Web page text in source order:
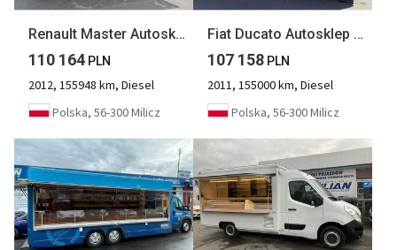
Renault Master Autosklep wędlin Gastronomiczny Food Truck Foodtruck Sklep Borco Kli
110 164 PLN
2012, 155948 km, Diesel
Polska, 56-300 Milicz
Fiat Ducato Autosklep wędlin Gastronomiczna food truck foodtruck sklep Borco 20
107 158 PLN
2011, 155000 km, Diesel
Polska, 56-300 Milicz